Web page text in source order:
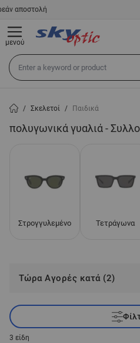
Μετάβαση στο περιεχόμενο 14
Αναζήτηση σε όλο το
μενού
/ Σκελετοί / Παιδικά
πολυγωνικά γυαλιά -
Στρογγυλεμένο Τετράγωνα
Τώρα Αγορές κατά (2)
3 είδη